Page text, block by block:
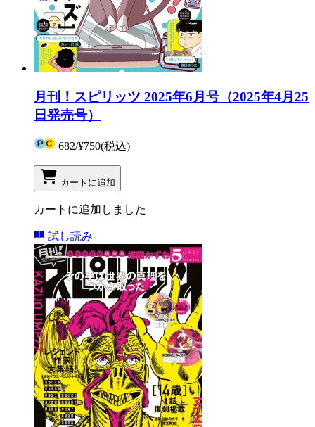
月刊！スピリッツ 2025年6月号（2025年4月25
日発売号）
682/¥750(税込)
カートに追加
カートに追加しました
試し読み